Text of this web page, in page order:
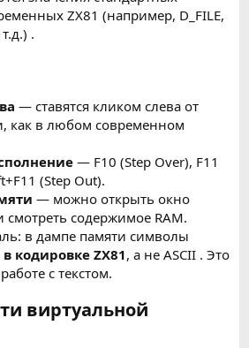
ZX81 (например, D_FILE,
.
— ставятся кликом слева от
как в любом современном
— F10 (Step Over), F11
(Step Out).
— можно открыть окно
смотреть содержимое RAM.
в дампе памяти символы
в кодировке ZX81, а не ASCII . Это
с текстом.
виртуальной